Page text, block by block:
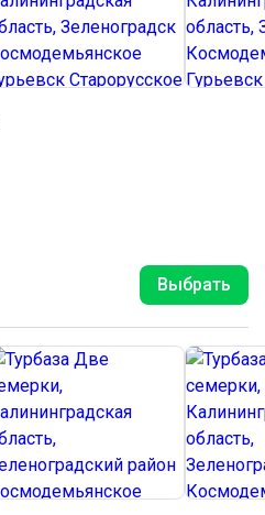
Выбрать